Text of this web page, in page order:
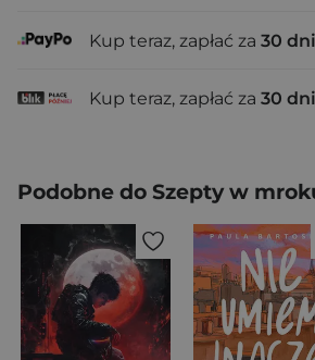
Kup teraz, zapłać za 30 dni
Kup teraz, zapłać za 30 dni
Podobne do Szepty w